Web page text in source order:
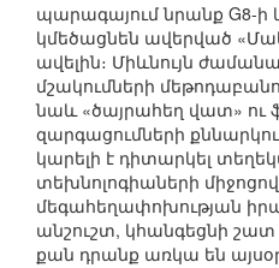
պարագայում նրանք G8-ի
կմեծացնեն ավերված
ավելին։ Միևնույն
մշակումների
նաև «ծայրահեղ վատ»
զարգացումների
կարելի է դիտարկել
տեխնոլոգիաների միջոցով
մեգահեղափոխության
անշուշտ, կհանգեցնի շատ
քան դրանք առկա են